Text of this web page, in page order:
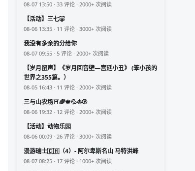
08-07 13:50 · 33 评论 · 2000+ 次阅读
【活动】三七🐷
08-06 13:35 · 11 评论 · 3000+ 次阅读
我没有多余的分给你
08-07 09:55 · 5 评论 · 2000+ 次阅读
【岁月留声】《岁月回音壁—宫廷小丑》 (笨小孩的
世界之355篇。）
08-05 16:43 · 11 评论 · 2000+ 次阅读
三与山农场⛩️🌈🍁💦⛵🏵️
08-06 19:32 · 12 评论 · 2000+ 次阅读
【活动】动物乐园
08-06 00:09 · 26 评论 · 3000+ 次阅读
漫游瑞士🇨🇭（4）- 阿尔卑斯名山 马特洪峰
08-07 08:25 · 17 评论 · 1000+ 次阅读